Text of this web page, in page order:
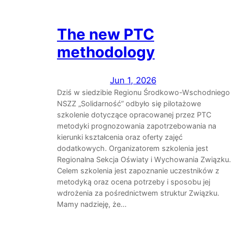
The new PTC
methodology
Jun 1, 2026
Dziś w siedzibie Regionu Środkowo-Wschodniego
NSZZ „Solidarność” odbyło się pilotażowe
szkolenie dotyczące opracowanej przez PTC
metodyki prognozowania zapotrzebowania na
kierunki kształcenia oraz oferty zajęć
dodatkowych. Organizatorem szkolenia jest
Regionalna Sekcja Oświaty i Wychowania Związku.
Celem szkolenia jest zapoznanie uczestników z
metodyką oraz ocena potrzeby i sposobu jej
wdrożenia za pośrednictwem struktur Związku.
Mamy nadzieję, że…